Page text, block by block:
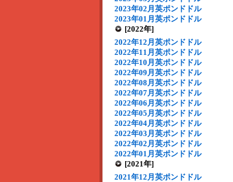
2023年02月英ポンドドル
2023年01月英ポンドドル
[2022年]
2022年12月英ポンドドル
2022年11月英ポンドドル
2022年10月英ポンドドル
2022年09月英ポンドドル
2022年08月英ポンドドル
2022年07月英ポンドドル
2022年06月英ポンドドル
2022年05月英ポンドドル
2022年04月英ポンドドル
2022年03月英ポンドドル
2022年02月英ポンドドル
2022年01月英ポンドドル
[2021年]
2021年12月英ポンドドル